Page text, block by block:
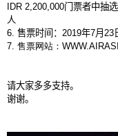
IDR 2,200,000门票者中抽选
人
6. 售票时间： 2019年7月 23
7. 售票网站：
请大家多多支持。
谢谢。